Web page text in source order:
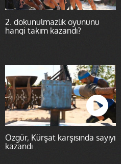
2. dokunulmazlık oyununu
hangi takım kazandı?
Özgür, Kürşat karşısında sayıyı
kazandı